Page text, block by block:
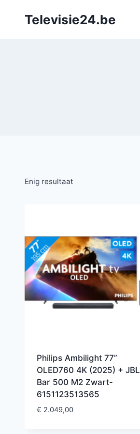
Televisie24.be
Enig resultaat
Philips Ambilight 77”
OLED760 4K (2025) + JBL
Bar 500 M2 Zwart-
6151123513565
€ 2.049,00